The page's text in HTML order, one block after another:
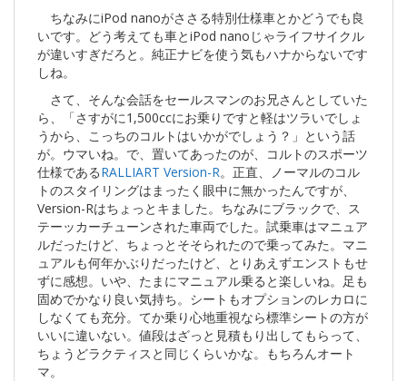
ちなみにiPod nanoがささる特別仕様車とかどうでも良
いです。どう考えても車とiPod nanoじゃライフサイクル
が違いすぎだろと。純正ナビを使う気もハナからないです
しね。
さて、そんな会話をセールスマンのお兄さんとしていた
ら、「さすがに1,500ccにお乗りですと軽はツラいでしょ
うから、こっちのコルトはいかがでしょう？」という話
が。ウマいね。で、置いてあったのが、コルトのスポーツ
仕様であるRALLIART Version-R。正直、ノーマルのコル
トのスタイリングはまったく眼中に無かったんですが、
Version-Rはちょっとキました。ちなみにブラックで、ス
テーッカーチューンされた車両でした。試乗車はマニュア
ルだったけど、ちょっとそそられたので乗ってみた。マニ
ュアルも何年かぶりだったけど、とりあえずエンストもせ
ずに感想。いや、たまにマニュアル乗ると楽しいね。足も
固めでかなり良い気持ち。シートもオプションのレカロに
しなくても充分。てか乗り心地重視なら標準シートの方が
いいに違いない。値段はざっと見積もり出してもらって、
ちょうどラクティスと同じくらいかな。もちろんオート
マ。